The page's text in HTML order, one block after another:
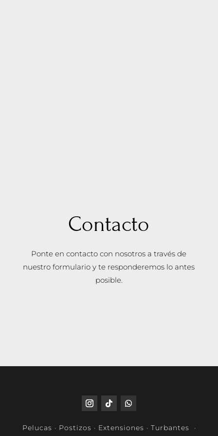
Contacto
Ponte en contacto con nosotros a través de
nuestro formulario y te responderemos lo antes
posible.
Pelucas · Postizos · Extensiones · Turbantes ·